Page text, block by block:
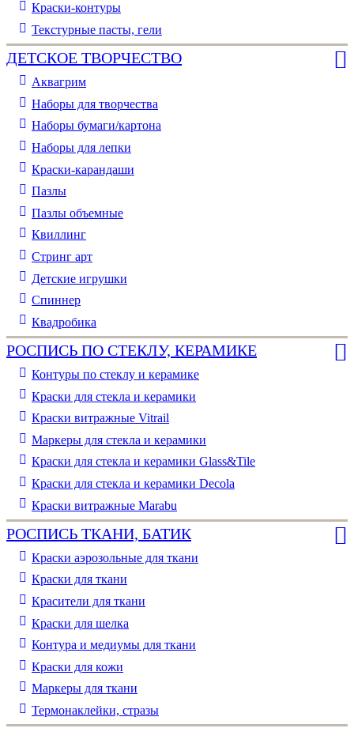
Краски-контуры
Текстурные пасты, гели
ДЕТСКОЕ ТВОРЧЕСТВО
Аквагрим
Наборы для творчества
Наборы бумаги/картона
Наборы для лепки
Краски-карандаши
Пазлы
Пазлы объемные
Квиллинг
Стринг арт
Детские игрушки
Спиннер
Квадробика
РОСПИСЬ ПО СТЕКЛУ, КЕРАМИКЕ
Контуры по стеклу и керамике
Краски для стекла и керамики
Краски витражные Vitrail
Маркеры для стекла и керамики
Краски для стекла и керамики Glass&Tile
Краски для стекла и керамики Decola
Краски витражные Marabu
РОСПИСЬ ТКАНИ, БАТИК
Краски аэрозольные для ткани
Краски для ткани
Красители для ткани
Краски для шелка
Контура и медиумы для ткани
Краски для кожи
Маркеры для ткани
Термонаклейки, стразы